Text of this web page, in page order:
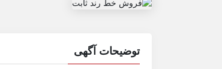
توضیحات آگهی